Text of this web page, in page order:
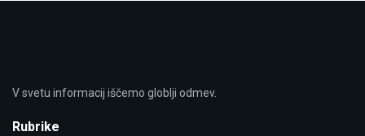
V svetu informacij iščemo globlji odmev.
Rubrike